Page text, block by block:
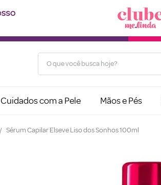
O que você busca hoje?
Cuidados com a Pele Mãos e Pés
Sérum Capilar Elseve Liso dos Sonhos 100ml